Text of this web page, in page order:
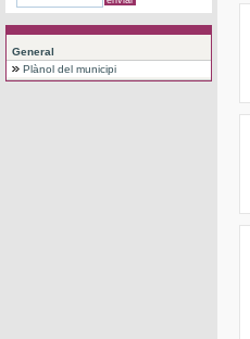
General
Plànol del municipi